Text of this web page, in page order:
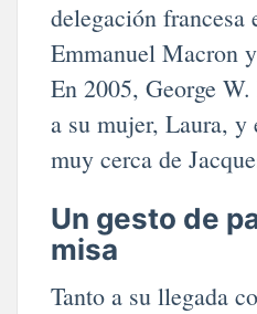
delegación francesa
Emmanuel Macron
En 2005, George
a su mujer, Laura, y
muy cerca de
Un gesto de
misa
Tanto a su llegada